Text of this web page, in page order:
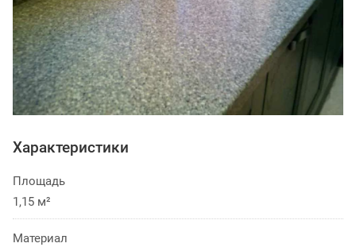
Характеристики
Площадь
1,15 м²
Материал